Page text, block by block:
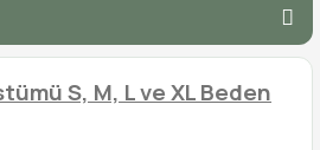
S, M, L ve XL Beden